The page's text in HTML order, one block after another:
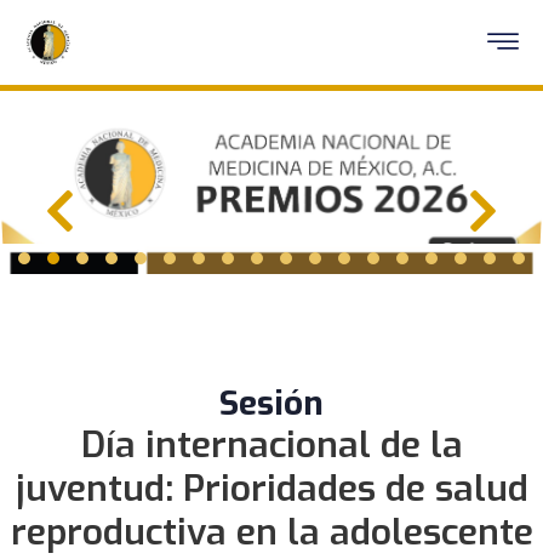
Sesión
Día internacional de la
juventud: Prioridades de salud
reproductiva en la adolescente